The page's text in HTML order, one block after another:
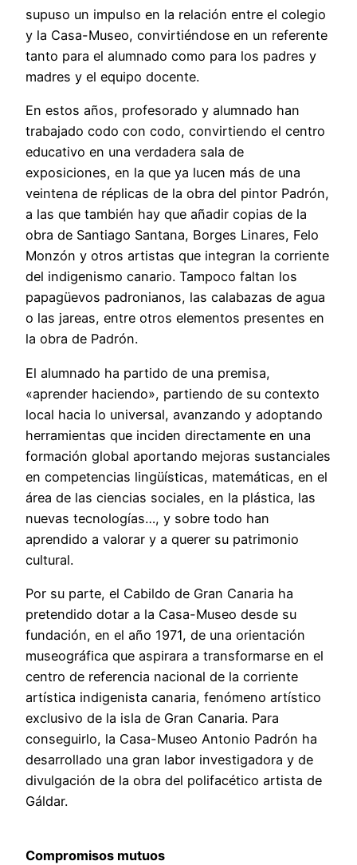
supuso un impulso en la relación entre el colegio
y la Casa-Museo, convirtiéndose en un referente
tanto para el alumnado como para los padres y
madres y el equipo docente.
En estos años, profesorado y alumnado han
trabajado codo con codo, convirtiendo el centro
educativo en una verdadera sala de
exposiciones, en la que ya lucen más de una
veintena de réplicas de la obra del pintor Padrón,
a las que también hay que añadir copias de la
obra de Santiago Santana, Borges Linares, Felo
Monzón y otros artistas que integran la corriente
del indigenismo canario. Tampoco faltan los
papagüevos padronianos, las calabazas de agua
o las jareas, entre otros elementos presentes en
la obra de Padrón.
El alumnado ha partido de una premisa,
«aprender haciendo», partiendo de su contexto
local hacia lo universal, avanzando y adoptando
herramientas que inciden directamente en una
formación global aportando mejoras sustanciales
en competencias lingüísticas, matemáticas, en el
área de las ciencias sociales, en la plástica, las
nuevas tecnologías…, y sobre todo han
aprendido a valorar y a querer su patrimonio
cultural.
Por su parte, el Cabildo de Gran Canaria ha
pretendido dotar a la Casa-Museo desde su
fundación, en el año 1971, de una orientación
museográfica que aspirara a transformarse en el
centro de referencia nacional de la corriente
artística indigenista canaria, fenómeno artístico
exclusivo de la isla de Gran Canaria. Para
conseguirlo, la Casa-Museo Antonio Padrón ha
desarrollado una gran labor investigadora y de
divulgación de la obra del polifacético artista de
Gáldar.
Compromisos mutuos